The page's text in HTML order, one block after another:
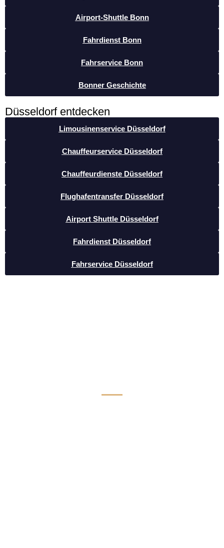
Airport-Shuttle Bonn
Fahrdienst Bonn
Fahrservice Bonn
Bonner Geschichte
Düsseldorf entdecken
Limousinenservice Düsseldorf
Chauffeurservice Düsseldorf
Chauffeurdienste Düsseldorf
Flughafentransfer Düsseldorf
Airport Shuttle Düsseldorf
Fahrdienst Düsseldorf
Fahrservice Düsseldorf